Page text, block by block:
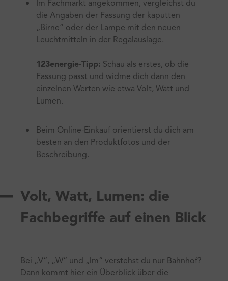
Im Fachmarkt angekommen, vergleichst du
die Angaben der Fassung der kaputten
„Birne“ oder der Lampe mit den neuen
Leuchtmitteln in der Regalauslage.
123energie-Tipp: Schau als erstes, ob die
Fassung passt und widme dich dann den
einzelnen Werten wie etwa Volt, Watt und
Lumen.
Beim Online-Einkauf orientierst du dich am
besten an den Produktfotos und der
Beschreibung.
Volt, Watt, Lumen: die
Fachbegriffe auf einen Blick
Bei „V“, „W“ und „lm“ verstehst du nur Bahnhof?
Dann kommt hier ein Überblick über die